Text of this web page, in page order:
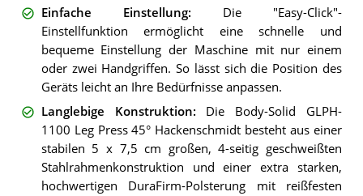
Einfache Einstellung: Die "Easy-Click"-
Einstellfunktion ermöglicht eine schnelle und
bequeme Einstellung der Maschine mit nur einem
oder zwei Handgriffen. So lässt sich die Position des
Geräts leicht an Ihre Bedürfnisse anpassen.
Langlebige Konstruktion: Die Body-Solid GLPH-
1100 Leg Press 45° Hackenschmidt besteht aus einer
stabilen 5 x 7,5 cm großen, 4-seitig geschweißten
Stahlrahmenkonstruktion und einer extra starken,
hochwertigen DuraFirm-Polsterung mit reißfesten